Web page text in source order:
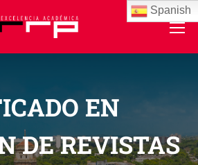
EN
DE REVISTAS
Spanish